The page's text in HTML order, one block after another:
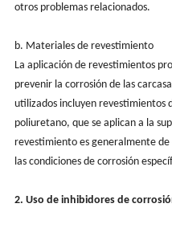
otros problemas relacionados.
b. Materiales de revestimiento
La aplicación de revestimientos
prevenir la corrosión de las
utilizados incluyen revestimientos
poliuretano, que se aplican a la
revestimiento es generalmente de
las condiciones de corrosión
2. Uso de inhibidores de